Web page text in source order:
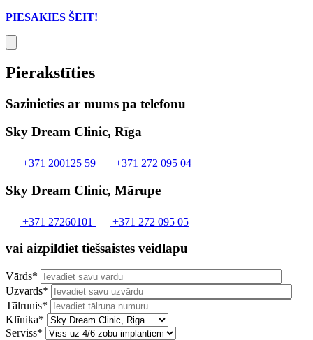
PIESAKIES ŠEIT!
Pierakstīties
Sazinieties ar mums pa telefonu
Sky Dream Clinic, Rīga
+371 200125 59 +371 272 095 04
Sky Dream Clinic, Mārupe
+371 27260101 +371 272 095 05
vai aizpildiet tiešsaistes veidlapu
Vārds*
Uzvārds*
Tālrunis*
Klīnika*
Serviss*